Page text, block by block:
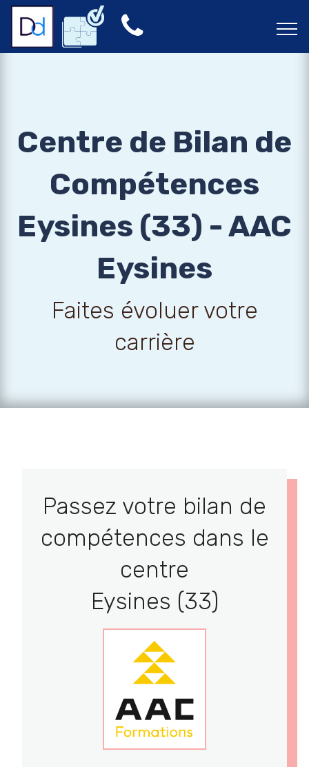
Centre de Bilan de
Compétences
Eysines (33) - AAC
Eysines
Faites évoluer votre
carrière
Passez votre bilan de
compétences dans le
centre
Eysines (33)